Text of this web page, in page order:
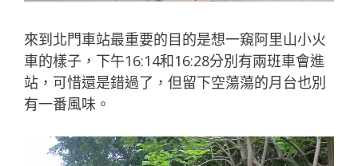
來到北門車站最重要的目的是想一窺阿里山小火
車的樣子，下午16:14和16:28分別有兩班車會進
站，可惜還是錯過了，但留下空蕩蕩的月台也別
有一番風味。